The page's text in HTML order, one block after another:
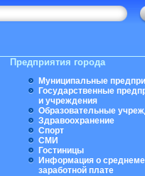
Предприятия города
Муниципальные
Государственные
и учреждения
Образовательные
Здравоохранение
Спорт
СМИ
Гостиницы
Информация о
заработной плате